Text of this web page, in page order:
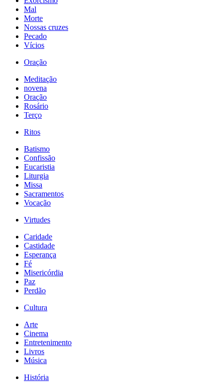
Mal
Morte
Nossas cruzes
Pecado
Vícios
Oração
Meditação
novena
Oração
Rosário
Terço
Ritos
Batismo
Confissão
Eucaristia
Liturgia
Missa
Sacramentos
Vocação
Virtudes
Caridade
Castidade
Esperança
Fé
Misericórdia
Paz
Perdão
Cultura
Arte
Cinema
Entretenimento
Livros
Música
História